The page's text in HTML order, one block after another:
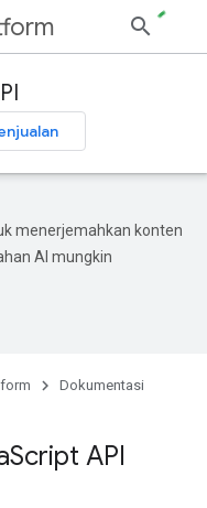
menerjemahkan konten
AI mungkin
Dokumentasi
Script API